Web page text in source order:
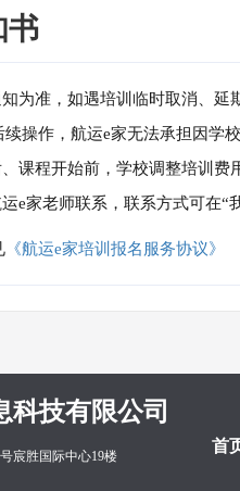
书
为准，如遇培训临时取消、
操作，航运e家无法承担因学
课程开始前，学校调整培训
e家老师联系，联系方式可在
《航运e家培训报名服务协议》
科技有限公司
首
宸胜国际中心19楼